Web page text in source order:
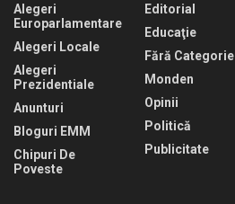
Alegeri
Europarlamentare
Alegeri Locale
Alegeri
Prezidentiale
Anunturi
Bloguri EMM
Chipuri De
Poveste
Editorial
Educaţie
Fără Categorie
Monden
Opinii
Politică
Publicitate